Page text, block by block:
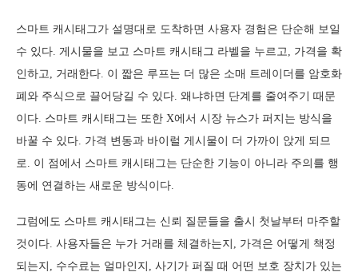
스마트 캐시태그가 설명대로 도착하면 사용자 경험은 단순해 보일
수 있다. 게시물을 보고 스마트 캐시태그 라벨을 누르고, 가격을 확
인하고, 거래한다. 이 짧은 루프는 더 많은 소매 트레이더를 암호화
폐와 주식으로 끌어당길 수 있다. 왜냐하면 단계를 줄여주기 때문
이다. 스마트 캐시태그는 또한 X에서 시장 뉴스가 퍼지는 방식을
바꿀 수 있다. 가격 변동과 바이럴 게시물이 더 가까이 앉게 되므
로. 이 점에서 스마트 캐시태그는 단순한 기능이 아니라 주의를 행
동에 연결하는 새로운 방식이다.
그럼에도 스마트 캐시태그는 신뢰 질문들을 출시 첫날부터 마주할
것이다. 사용자들은 누가 거래를 체결하는지, 가격은 어떻게 책정
되는지, 수수료는 얼마인지, 사기가 퍼질 때 어떤 보호 장치가 있는